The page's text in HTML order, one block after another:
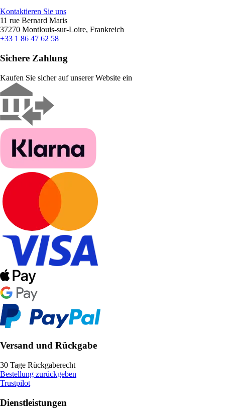
Kontaktieren Sie uns
11 rue Bernard Maris
37270 Montlouis-sur-Loire, Frankreich
+33 1 86 47 62 58
Sichere Zahlung
Kaufen Sie sicher auf unserer Website ein
Versand und Rückgabe
30 Tage Rückgaberecht
Bestellung zurückgeben
Trustpilot
Dienstleistungen